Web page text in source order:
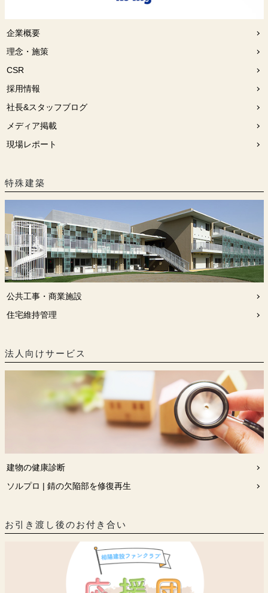
企業概要
理念・施策
CSR
採用情報
社長&スタッフブログ
メディア掲載
現場レポート
特殊建築
公共工事・商業施設
住宅維持管理
法人向けサービス
建物の健康診断
ソルプロ | 錆の欠陥部を修復再生
お引き渡し後のお付き合い